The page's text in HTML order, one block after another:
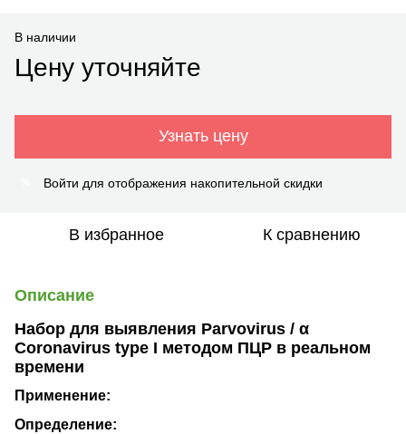
В наличии
Цену уточняйте
Узнать цену
Войти для отображения накопительной скидки
В избранное К сравнению
Описание
Набор для выявления Parvovirus / α
Coronavirus type I методом ПЦР в реальном
времени
Применение:
Определение: